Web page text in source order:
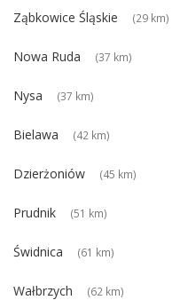
Ząbkowice Śląskie (29 km)
Nowa Ruda (37 km)
Nysa (37 km)
Bielawa (42 km)
Dzierżoniów (45 km)
Prudnik (51 km)
Świdnica (61 km)
Wałbrzych (62 km)